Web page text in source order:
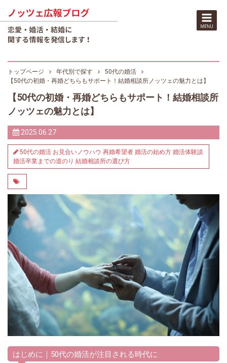
トップページ 年代別で探す
50代の婚活
【50代の初婚・再婚どちらもサポート！結婚相談所ノッツェの魅力とは】
【50代の初婚・再婚どちらもサポート！結婚相談所
ノッツェの魅力とは】
2025.06.27
50代の婚活 お見合いノウハウ 再婚希望者 婚活の始め方 婚活体験談
婚活卒業までの道のり 結婚相談所の選び方
はじめに｜50代の婚活が注目される時代に